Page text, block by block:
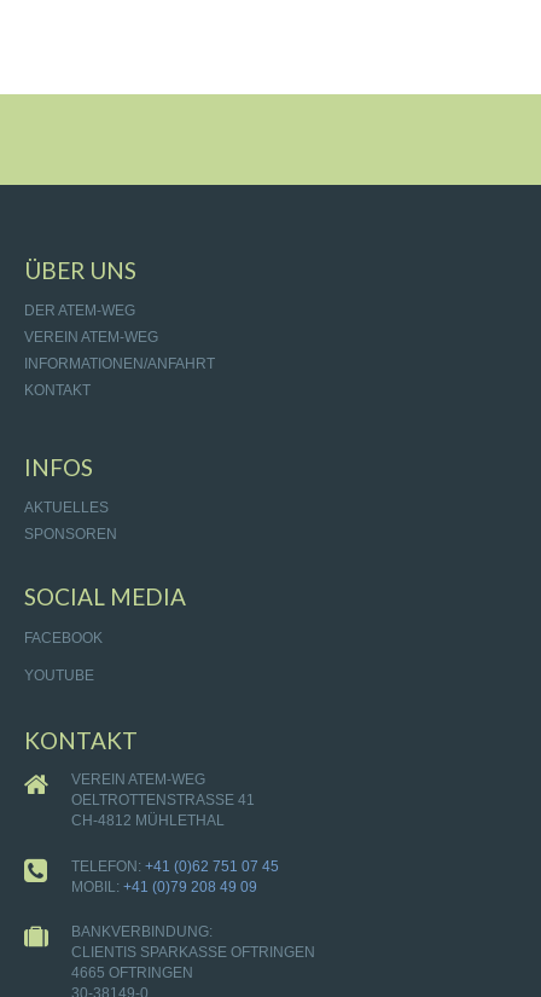
ÜBER UNS
DER ATEM-WEG
VEREIN ATEM-WEG
INFORMATIONEN/ANFAHRT
KONTAKT
INFOS
AKTUELLES
SPONSOREN
SOCIAL MEDIA
FACEBOOK
YOUTUBE
KONTAKT
VEREIN ATEM-WEG
OELTROTTENSTRASSE 41
CH-4812 MÜHLETHAL
TELEFON: +41 (0)62 751 07 45
MOBIL: +41 (0)79 208 49 09
BANKVERBINDUNG:
CLIENTIS SPARKASSE OFTRINGEN
4665 OFTRINGEN
30-38149-0